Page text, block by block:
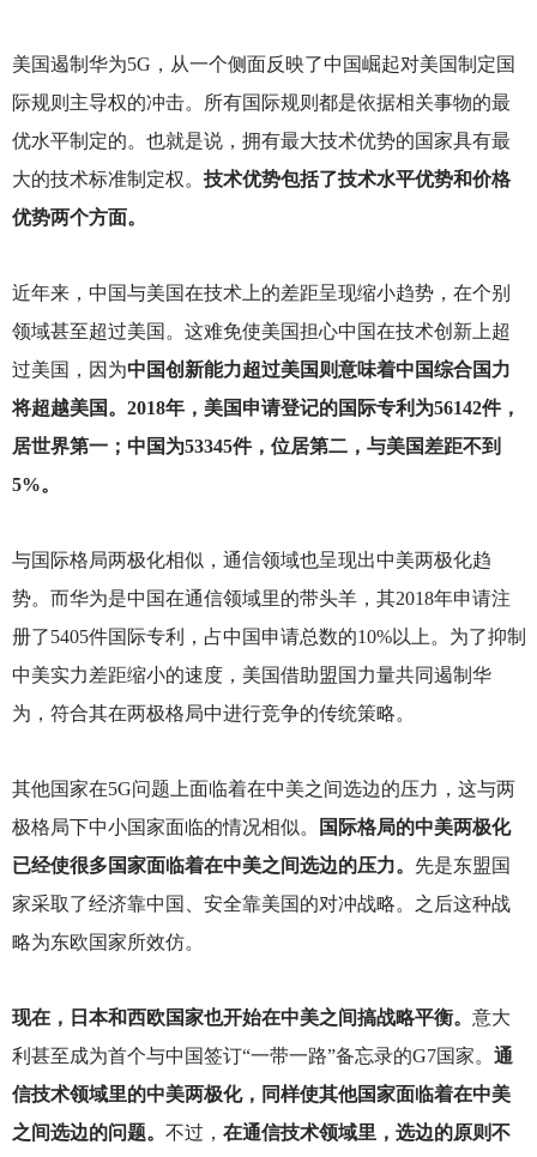
美国遏制华为5G，从一个侧面反映了中国崛起对美国制定国
际规则主导权的冲击。所有国际规则都是依据相关事物的最
优水平制定的。也就是说，拥有最大技术优势的国家具有最
大的技术标准制定权。 技术优势包括了技术水平优势和价格
优势两个方面。
近年来，中国与美国在技术上的差距呈现缩小趋势，在个别
领域甚至超过美国。这难免使美国担心中国在技术创新上超
过美国，因为中国创新能力超过美国则意味着中国综合国力
将超越美国。2018年，美国申请登记的国际专利为56142件，
居世界第一；中国为53345件，位居第二，与美国差距不到
5%。
与国际格局两极化相似，通信领域也呈现出中美两极化趋
势。而华为是中国在通信领域里的带头羊，其2018年申请注
册了5405件国际专利，占中国申请总数的10%以上。为了抑制
中美实力差距缩小的速度，美国借助盟国力量共同遏制华
为，符合其在两极格局中进行竞争的传统策略。
其他国家在5G问题上面临着在中美之间选边的压力，这与两
极格局下中小国家面临的情况相似。
国际格局的中美两极化
已经使很多国家面临着在中美之间选边的压力。 先是东盟国
家采取了经济靠中国、安全靠美国的对冲战略。之后这种战
略为东欧国家所效仿。
现在，日本和西欧国家也开始在中美之间搞战略平衡。 意大
利甚至成为首个与中国签订“一带一路”备忘录的G7国家。 通
信技术领域里的中美两极化，同样使其他国家面临着在中美
之间选边的问题。 不过， 在通信技术领域里，选边的原则不